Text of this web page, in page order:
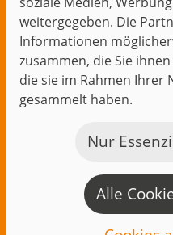
weitergegeben. Die
Informationen
zusammen, die Sie
die sie im Rahmen Ihrer
gesammelt haben.
Nur
Alle
Start Datenschutz
jambit auf
© 1999–2026 jambit